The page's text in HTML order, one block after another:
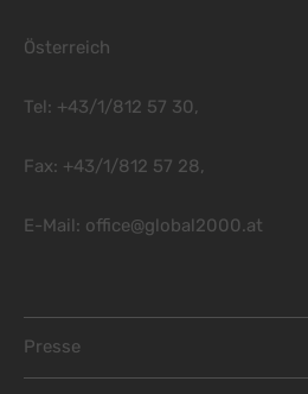
Österreich
Tel: +43/1/812 57 30,
Fax: +43/1/812 57 28,
E-Mail: office@global2000.at
Presse